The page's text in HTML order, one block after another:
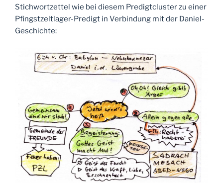
Stichwortzettel wie bei diesem Predigtcluster zu einer
Pfingstzeltlager-Predigt in Verbindung mit der Daniel-
Geschichte: